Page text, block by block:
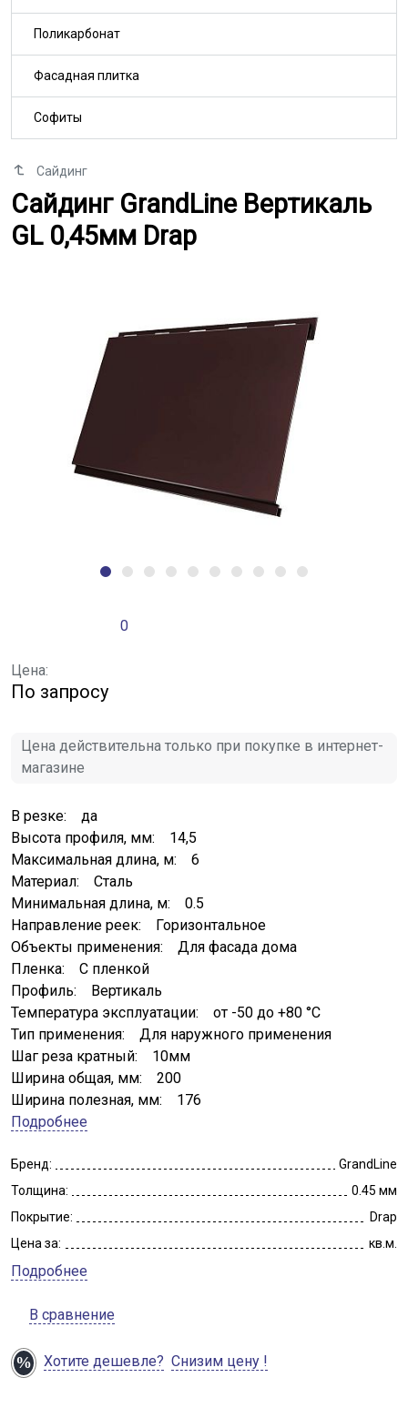
Сайдинг
Сайдинг GrandLine Вертикаль
Сайдинг GrandLine Вертикаль
GL 0,45мм Drap
0
Цена:
По запросу
Цена действительна только при покупке в интернет-
магазине
В резке: да
Высота профиля, мм: 14,5
Максимальная длина, м: 6
Материал: Сталь
Минимальная длина, м: 0.5
Направление реек: Горизонтальное
Объекты применения: Для фасада дома
Пленка: С пленкой
Профиль: Вертикаль
Температура эксплуатации: от -50 до +80 °C
Тип применения: Для наружного применения
Шаг реза кратный: 10мм
Ширина общая, мм: 200
Ширина полезная, мм: 176
Подробнее
Бренд:
GrandLine
Толщина:
0.45 мм
Покрытие:
Drap
Цена за:
кв.м.
Подробнее
В сравнение
Хотите дешевле? Снизим цену !
Поликарбонат
Фасадная плитка
Софиты